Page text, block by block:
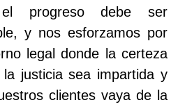
progreso debe ser
y nos esforzamos por
legal donde la certeza
justicia sea impartida y
clientes vaya de la